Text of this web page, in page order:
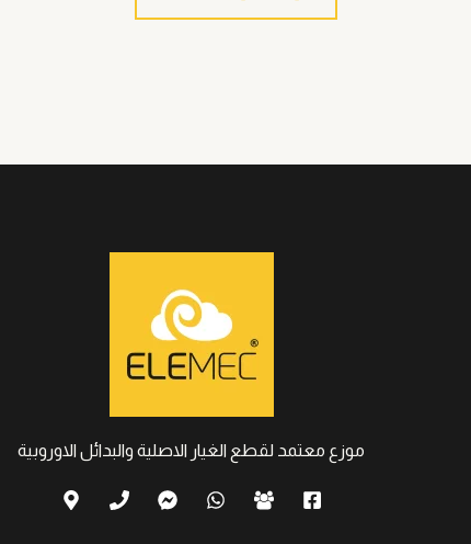
موزع معتمد لقطع الغيار الاصلية والبدائل الاوروبية